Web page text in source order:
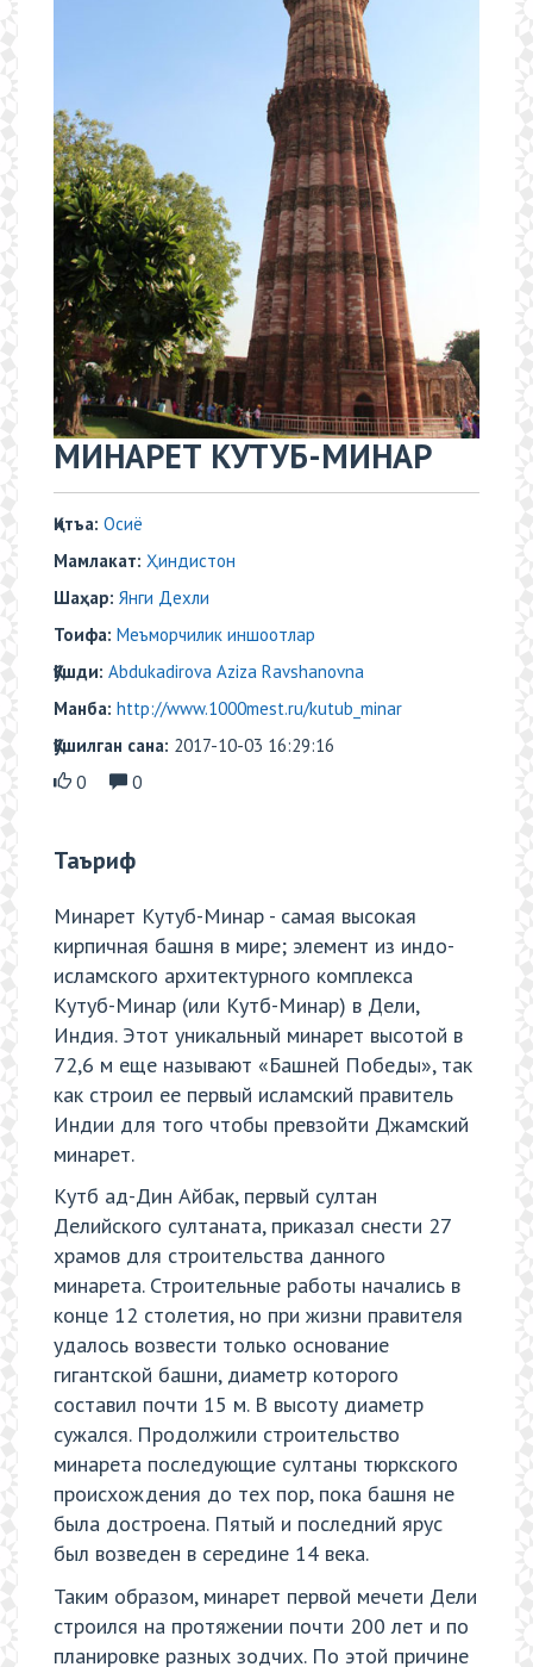
​​МИНАРЕТ КУТУБ-МИНАР
Қитъа: Осиё
Мамлакат: Ҳиндистон
Шаҳар: Янги Дехли
Тоифа: Меъморчилик иншоотлар
Қўшди: Abdukadirova Aziza Ravshanovna
Манба: http://www.1000mest.ru/kutub_minar
Қўшилган сана: 2017-10-03 16:29:16
0
0
Таъриф
Минарет Кутуб-Минар - самая высокая
кирпичная башня в мире; элемент из индо-
исламского архитектурного комплекса
Кутуб-Минар (или Кутб-Минар) в Дели,
Индия. Этот уникальный минарет высотой в
72,6 м еще называют «Башней Победы», так
как строил ее первый исламский правитель
Индии для того чтобы превзойти Джамский
минарет.
Кутб ад-Дин Айбак, первый султан
Делийского султаната, приказал снести 27
храмов для строительства данного
минарета. Строительные работы начались в
конце 12 столетия, но при жизни правителя
удалось возвести только основание
гигантской башни, диаметр которого
составил почти 15 м. В высоту диаметр
сужался. Продолжили строительство
минарета последующие султаны тюркского
происхождения до тех пор, пока башня не
была достроена. Пятый и последний ярус
был возведен в середине 14 века.
Таким образом, минарет первой мечети Дели
строился на протяжении почти 200 лет и по
планировке разных зодчих. По этой причине